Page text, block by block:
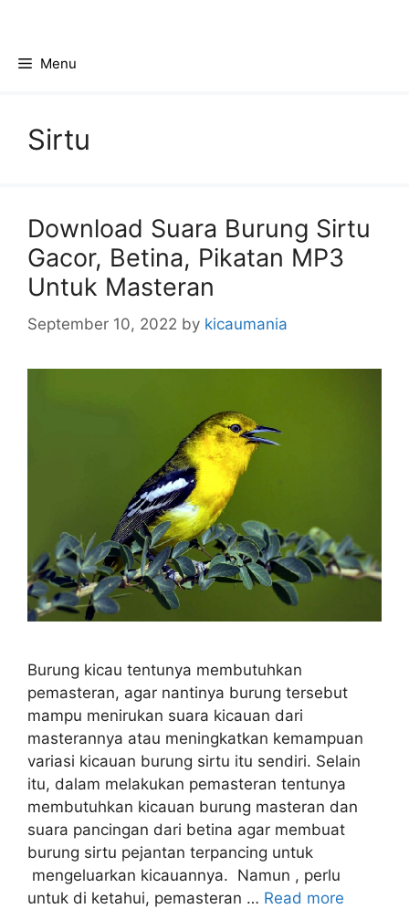
contentMenu
Sirtu
Download Suara Burung Sirtu
Gacor, Betina, Pikatan MP3
Untuk Masteran
September 10, 2022 by kicaumania
Burung kicau tentunya membutuhkan
pemasteran, agar nantinya burung tersebut
mampu menirukan suara kicauan dari
masterannya atau meningkatkan kemampuan
variasi kicauan burung sirtu itu sendiri. Selain
itu, dalam melakukan pemasteran tentunya
membutuhkan kicauan burung masteran dan
suara pancingan dari betina agar membuat
burung sirtu pejantan terpancing untuk
mengeluarkan kicauannya. Namun , perlu
untuk di ketahui, pemasteran … Read more